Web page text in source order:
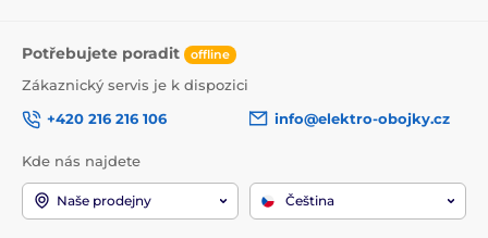
Potřebujete poradit offline
Zákaznický servis je k dispozici
+420 216 216 106
info@elektro-obojky.cz
Kde nás najdete
Naše prodejny Čeština